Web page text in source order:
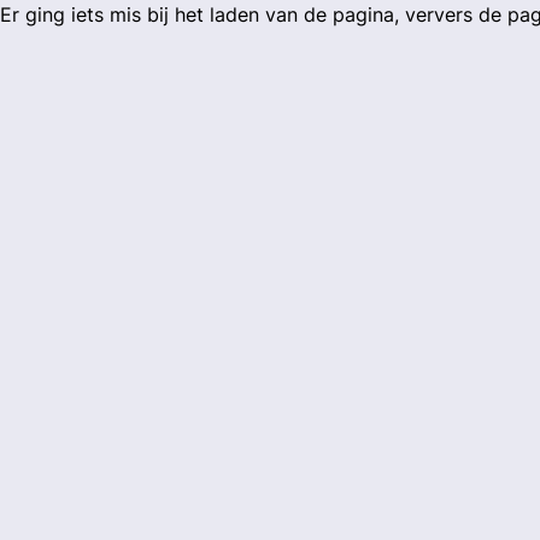
Er ging iets mis bij het laden van de pagina, ververs de